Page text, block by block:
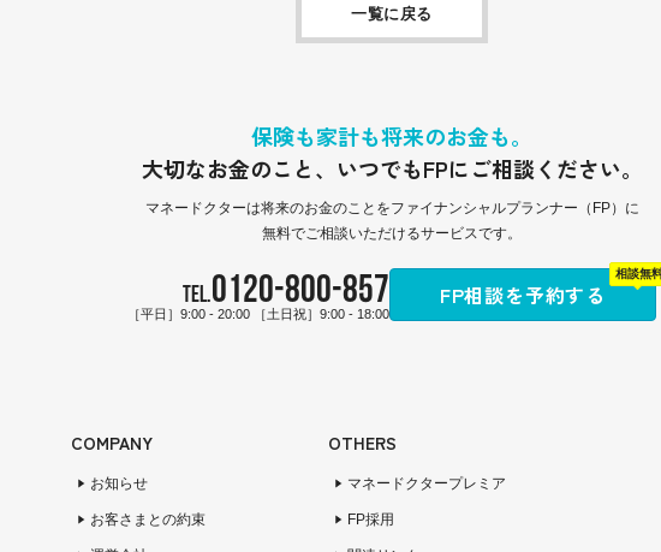
一覧に戻る
保険も家計も将来のお金も。
大切なお金のこと、 いつでもFPにご相談ください。
マネードクターは将来のお金のことをファイナンシャルプランナー（FP）に
無料でご相談いただけるサービスです。
TEL. 0120-800-857
［平日］9:00 - 20:00 ［土日祝］9:00 - 18:00
FP相談を予約する
相談無
COMPANY
お知らせ
お客さまとの約束
OTHERS
マネードクタープレミア
FP採用